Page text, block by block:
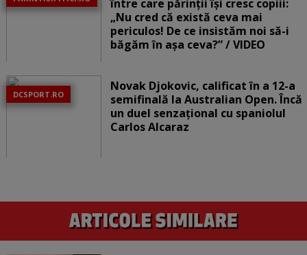
între care părinții își cresc copiii:
„Nu cred că există ceva mai
periculos! De ce insistăm noi să-i
băgăm în așa ceva?” / VIDEO
DCSPORT.RO
Novak Djokovic, calificat în a 12-a
semifinală la Australian Open. Încă
un duel senzațional cu spaniolul
Carlos Alcaraz